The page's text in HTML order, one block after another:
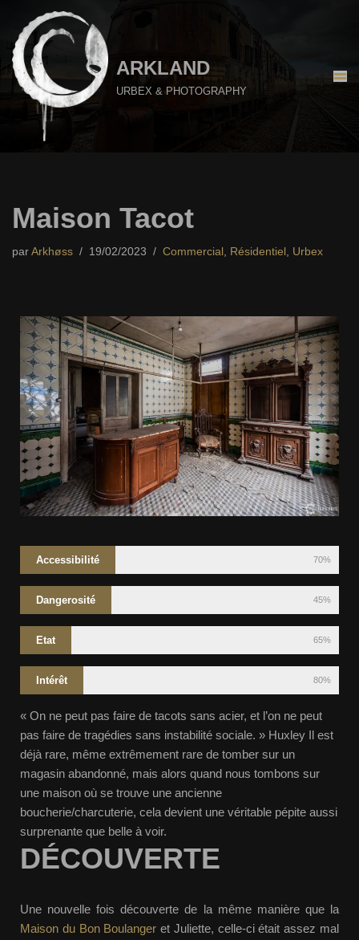
Aller
au
contenu
ARKLAND
URBEX & PHOTOGRAPHY
Maison Tacot
par Arkhøss 19/02/2023 Commercial , Résidentiel , Urbex
Accessibilité 70%
Dangerosité 45%
Etat 65%
Intérêt 80%
« On ne peut pas faire de tacots sans acier, et l’on ne peut
pas faire de tragédies sans instabilité sociale. » Huxley Il est
déjà rare, même extrêmement rare de tomber sur un
magasin abandonné, mais alors quand nous tombons sur
une maison où se trouve une ancienne
boucherie/charcuterie, cela devient une véritable pépite aussi
surprenante que belle à voir.
DÉCOUVERTE
Une nouvelle fois découverte de la même manière que la
Maison du Bon Boulanger et Juliette, celle-ci était assez mal